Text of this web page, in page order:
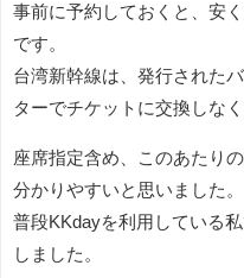
事前に予約しておくと、安
です。
台湾新幹線は、発行された
ターでチケットに交換しな
座席指定含め、このあたり
分かりやすいと思いました。
普段KKdayを利用している
しました。